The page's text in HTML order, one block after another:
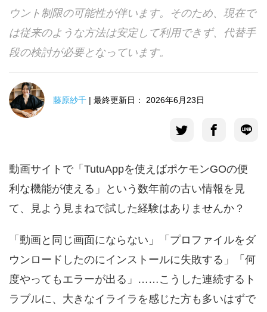
ウント制限の可能性が伴います。そのため、現在で
は従来のような方法は安定して利用できず、代替手
段の検討が必要となっています。
藤原紗千 | 最終更新日： 2026年6月23日
動画サイトで「TutuAppを使えばポケモンGOの便
利な機能が使える」という数年前の古い情報を見
て、見よう見まねで試した経験はありませんか？
「動画と同じ画面にならない」「プロファイルをダ
ウンロードしたのにインストールに失敗する」「何
度やってもエラーが出る」……こうした連続するト
ラブルに、大きなイライラを感じた方も多いはずで